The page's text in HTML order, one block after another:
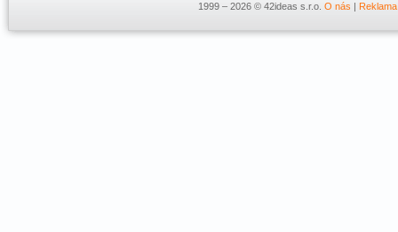
1999 – 2026 © 42ideas s.r.o. O nás | Reklama